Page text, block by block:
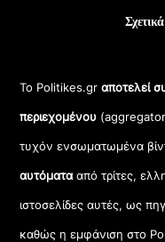
Το Politikes.grαποτελεί
περιεχομένου
τυχόν ενσωματωμένα
αυτόματααπό τρίτες,
ιστοσελίδες αυτές, ως
καθώς η εμφάνιση στο